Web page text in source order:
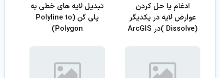
ادغام یا حل کردن
عوارض لایه در یکدیگر
(Dissolve )در ArcGIS
تبدیل لایه های خطی به
پلی گن (Polyline to
Polygon)